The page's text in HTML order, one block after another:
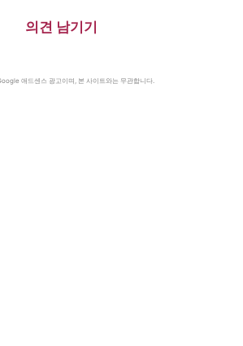
의견 남기기
애드센스 광고이며, 본 사이트와는 무관합니다.